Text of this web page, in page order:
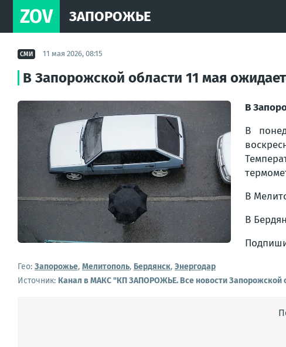
ZOV ЗАПОРОЖЬЕ
СМИ 11 мая 2026, 08:15
В Запорожской области 11 мая
В
В
В
В
Гео: Запорожье, Мелитополь, Бердянск, Энергодар
Источник: Канал в МАКС "КП ЗАПОРОЖЬЕ. Все новости Запорожской